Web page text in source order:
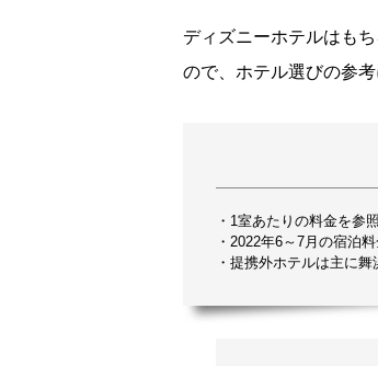
ディズニーホテルはも
ので、ホテル選びの参考
・1室あたりの料金を参
・2022年6～7月の宿泊
・提携外ホテルは主に